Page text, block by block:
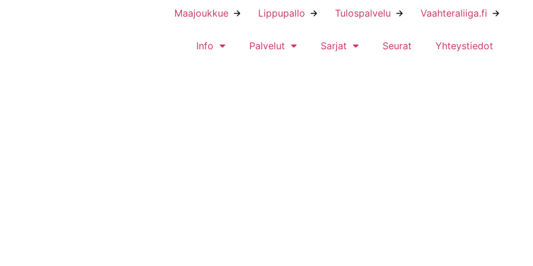
Maajoukkue Lippupallo Tulospalvelu Vaahteraliiga.fi
Info Palvelut Sarjat Seurat Yhteystiedot